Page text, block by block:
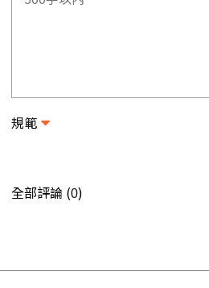
規範
全部評論 (0)